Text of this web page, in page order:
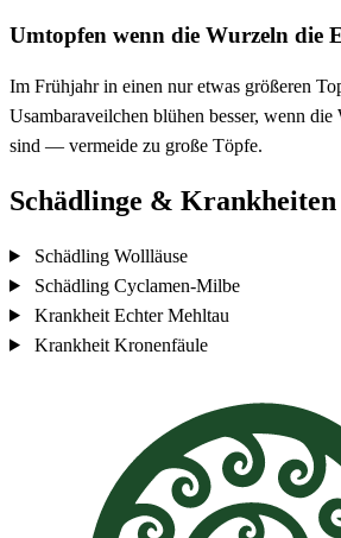
Umtopfen wenn die Wurzeln die
Im Frühjahr in einen nur etwas größeren
Usambaraveilchen blühen besser, wenn
sind — vermeide zu große Töpfe.
Schädlinge & Krankheiten
Schädling Wollläuse
Schädling Cyclamen-Milbe
Krankheit Echter Mehltau
Krankheit Kronenfäule